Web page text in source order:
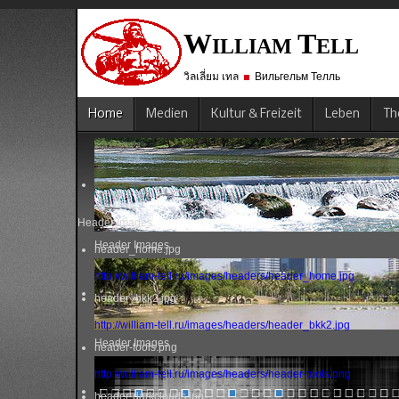
WILLIAM TELL
วิลเลี่ยม เทล Вильгельм Телль
Home Medien Kultur & Freizeit Leben
Header Images
Header Images
Header Images
header_home.jpg
http://william-tell.ru/images/headers/header_home.jpg
header_bkk2.jpg
http://william-tell.ru/images/headers/header_bkk2.jpg
header-tools.png
http://william-tell.ru/images/headers/header-tools.png
header-darkclouds.jpg